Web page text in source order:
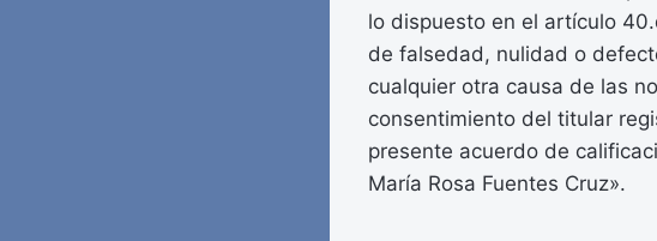
lo dispuesto en el artículo
de falsedad, nulidad o
cualquier otra causa de las
consentimiento del titular
presente acuerdo de
María Rosa Fuentes Cruz».